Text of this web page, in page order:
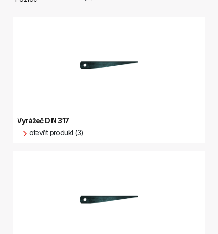
Vyrážeč DIN 317
otevřít produkt (3)